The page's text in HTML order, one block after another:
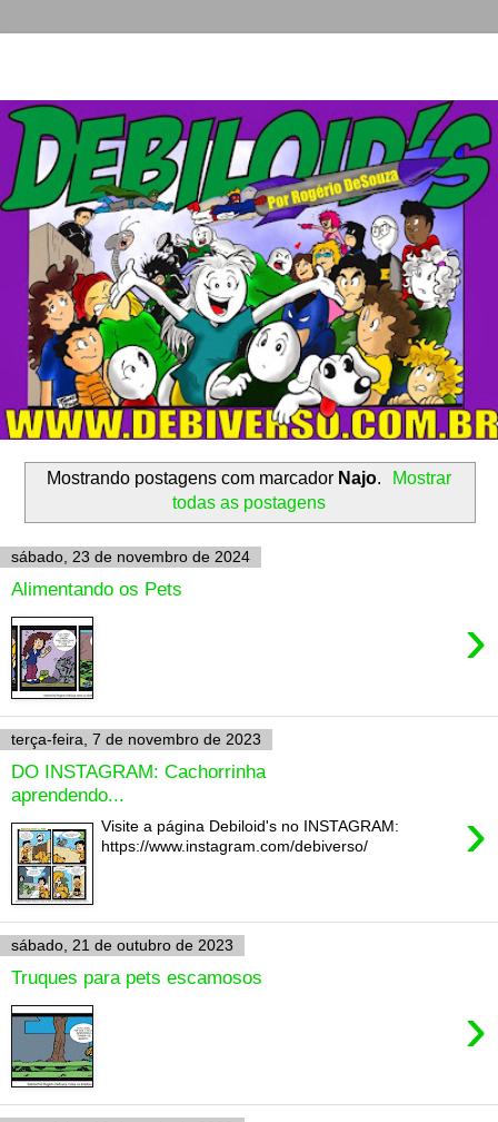
Mostrando postagens com marcador Najo.
Mostrar
todas as postagens
sábado, 23 de novembro de 2024
Alimentando os Pets
›
terça-feira, 7 de novembro de 2023
DO INSTAGRAM: Cachorrinha
aprendendo...
›
Visite a página Debiloid's no INSTAGRAM:
https://www.instagram.com/debiverso/
sábado, 21 de outubro de 2023
Truques para pets escamosos
›